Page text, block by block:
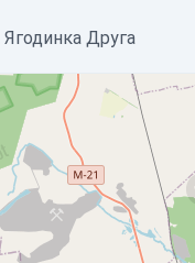
Ягодинка Друга